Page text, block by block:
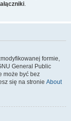
.
formie,
General Public
może być bez
się na stronie About